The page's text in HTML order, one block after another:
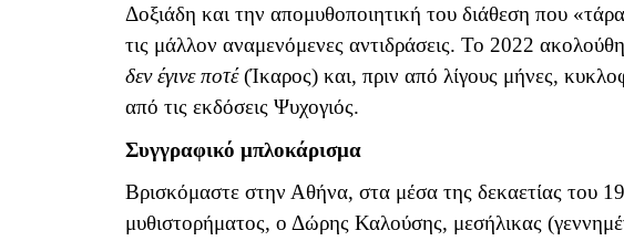
Δοξιάδη και την απομυθοποιητική του διάθεση που
τις μάλλον αναμενόμενες αντιδράσεις. To 2022
δεν έγινε ποτέ(Ίκαρος) και, πριν από λίγους μήνες,
από τις εκδόσεις Ψυχογιός.
Συγγραφικό μπλοκάρισμα
Βρισκόμαστε στην Αθήνα, στα μέσα της δεκαετίας του
μυθιστορήματος, ο Δώρης Καλούσης, μεσήλικας